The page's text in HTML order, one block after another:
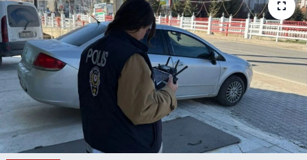
Etkinlikler